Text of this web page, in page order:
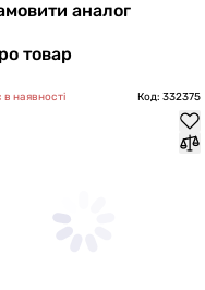
аналог
товар
наявності Код: 332375